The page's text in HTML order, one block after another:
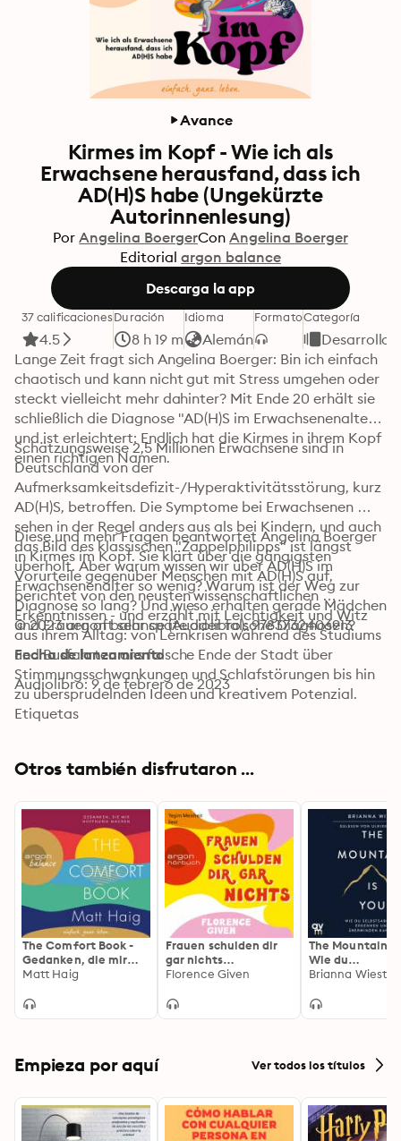
Avance
Kirmes im Kopf - Wie ich als
Erwachsene herausfand, dass ich
AD(H)S habe (Ungekürzte
Autorinnenlesung)
Por Angelina BoergerCon Angelina Boerger
Editorial argon balance
Descarga la app
37 calificaciones
4.5
Duración
8 h 19 m
Idioma
Alemán
FormatoCategoría
Desarrollo
Lange Zeit fragt sich Angelina Boerger: Bin ich einfach
chaotisch und kann nicht gut mit Stress umgehen oder
steckt vielleicht mehr dahinter? Mit Ende 20 erhält sie
schließlich die Diagnose "AD(H)S im Erwachsenenalter"
und ist erleichtert: Endlich hat die Kirmes in ihrem Kopf
einen richtigen Namen.
Schätzungsweise 2,5 Millionen Erwachsene sind in
Deutschland von der
Aufmerksamkeitsdefizit-/Hyperaktivitätsstörung, kurz
AD(H)S, betroffen. Die Symptome bei Erwachsenen
sehen in der Regel anders aus als bei Kindern, und auch
das Bild des klassischen "Zappelphilipps" ist längst
überholt. Aber warum wissen wir über AD(H)S im
Erwachsenenalter so wenig? Warum ist der Weg zur
Diagnose so lang? Und wieso erhalten gerade Mädchen
und Frauen oft sehr späte oder falsche Diagnosen?
Diese und mehr Fragen beantwortet Angelina Boerger
in Kirmes im Kopf. Sie klärt über die gängigsten
Vorurteile gegenüber Menschen mit AD(H)S auf,
berichtet von den neusten wissenschaftlichen
Erkenntnissen - und erzählt mit Leichtigkeit und Witz
aus ihrem Alltag: von Lernkrisen während des Studiums
und Busfahrten ans falsche Ende der Stadt über
Stimmungsschwankungen und Schlafstörungen bis hin
zu übersprudelnden Ideen und kreativem Potenzial.
Denn das Gehirn von Menschen mit AD(H)S tickt etwas
© 2023 argon balance (Audiolibro): 9783732406913
Fecha de lanzamiento
Audiolibro: 9 de febrero de 2023
Etiquetas
Otros también disfrutaron ...
The Comfort Book -
Gedanken, die mir
Hoffnung machen
Matt Haig
Frauen schulden dir
gar nichts
(Ungekürzte Lesung)
Florence Given
The Mountain
Wie du
Selbstsabotage
überwinden
Brianna Wiest
Empieza por aquí Ver todos los títulos